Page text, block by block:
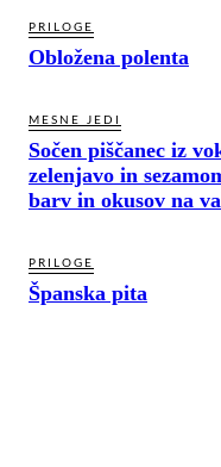
PRILOGE
Obložena polenta
MESNE JEDI
Sočen piščanec iz
zelenjavo in
barv in okusov na
PRILOGE
Španska pita